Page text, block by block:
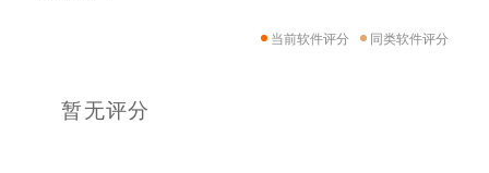
当前软件评分 同类软件评分
暂无评分